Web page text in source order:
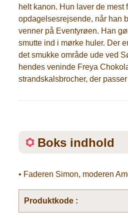
helt kanon. Hun laver de
opdagelsesrejsende, når han
venner på Eventyrøen. Han
smutte ind i mørke huler. Der
det smukke område ude ved
hendes veninde Freya
strandskalsbrocher, der
Boks indhold
• Faderen Simon, moderen
Produktkode :